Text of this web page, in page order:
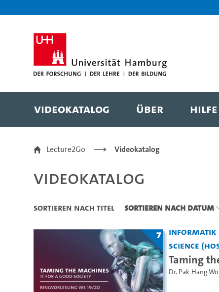
Videokatalog Über Hilfe
Videokatalog
Lecture2Go Videokatalog
Videokatalog
Sortieren nach Titel Sortieren nach Datum
7 Informatik
Science
Taming
Dr. Pak-Hang